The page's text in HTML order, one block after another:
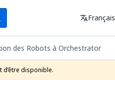
Langue
translateFrançais
des Robots à Orchestrator
disponible.